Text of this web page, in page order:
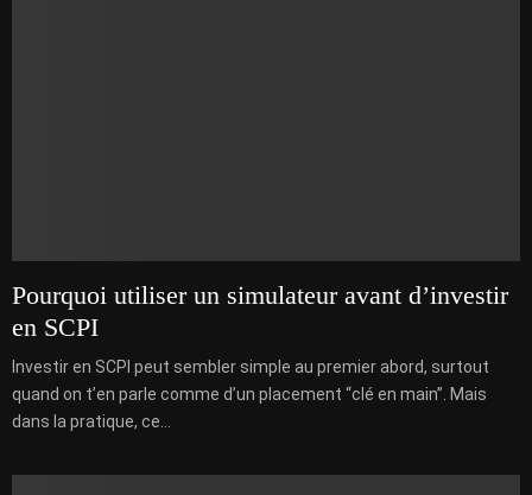
Pourquoi utiliser un simulateur avant d’investir
en SCPI
Investir en SCPI peut sembler simple au premier abord, surtout
quand on t’en parle comme d’un placement “clé en main”. Mais
dans la pratique, ce...